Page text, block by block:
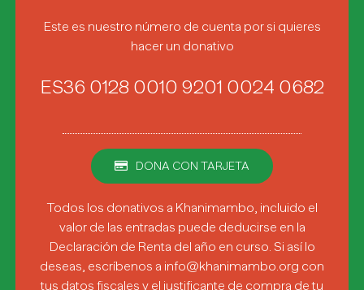
Este es nuestro número de cuenta por si quieres
hacer un donativo
ES36 0128 0010 9201 0024 0682
DONA CON TARJETA
Todos los donativos a Khanimambo, incluido el
valor de las entradas puede deducirse en la
Declaración de Renta del año en curso. Si así lo
deseas, escríbenos a info@khanimambo.org con
tus datos fiscales y el justificante de compra de tu